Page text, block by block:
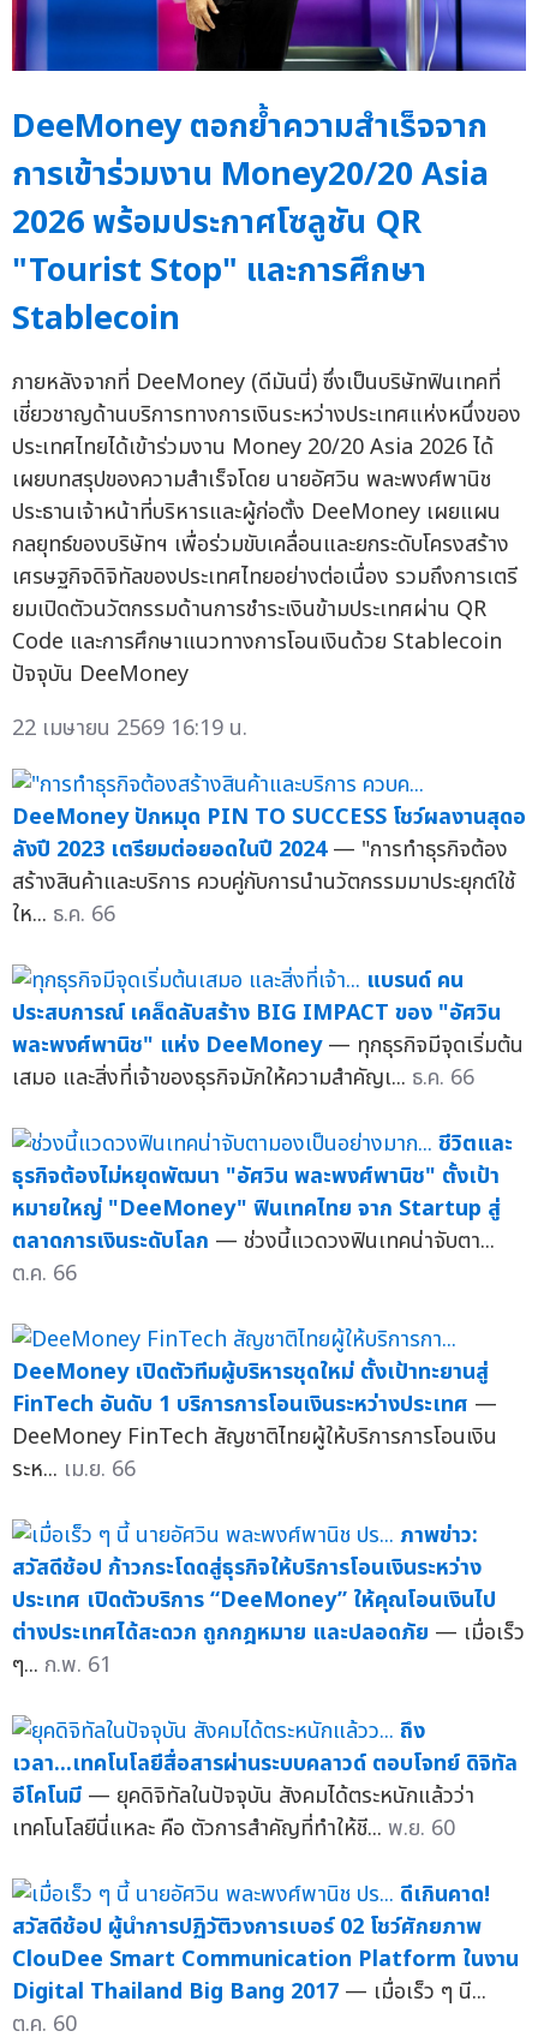
DeeMoney ตอกย้ำความสำเร็จจาก
การเข้าร่วมงาน Money20/20 Asia
2026 พร้อมประกาศโซลูชัน QR
"Tourist Stop" และการศึกษา
Stablecoin
ภายหลังจากที่ DeeMoney (ดีมันนี่) ซึ่งเป็นบริษัทฟินเทคที่
เชี่ยวชาญด้านบริการทางการเงินระหว่างประเทศแห่งหนึ่งของ
ประเทศไทยได้เข้าร่วมงาน Money 20/20 Asia 2026 ได้
เผยบทสรุปของความสำเร็จโดย นายอัศวิน พละพงศ์พานิช
ประธานเจ้าหน้าที่บริหารและผู้ก่อตั้ง DeeMoney เผยแผน
กลยุทธ์ของบริษัทฯ เพื่อร่วมขับเคลื่อนและยกระดับโครงสร้าง
เศรษฐกิจดิจิทัลของประเทศไทยอย่างต่อเนื่อง รวมถึงการเตรี
ยมเปิดตัวนวัตกรรมด้านการชำระเงินข้ามประเทศผ่าน QR
Code และการศึกษาแนวทางการโอนเงินด้วย Stablecoin
ปัจจุบัน DeeMoney
22 เมษายน 2569 16:19 น.
DeeMoney ปักหมุด PIN TO SUCCESS โชว์ผลงานสุดอ
ลังปี 2023 เตรียมต่อยอดในปี 2024 — "การทำธุรกิจต้อง
สร้างสินค้าและบริการ ควบคู่กับการนำนวัตกรรมมาประยุกต์ใช้
ให... ธ.ค. 66
แบรนด์ คน
ประสบการณ์ เคล็ดลับสร้าง BIG IMPACT ของ "อัศวิน
พละพงศ์พานิช" แห่ง DeeMoney — ทุกธุรกิจมีจุดเริ่มต้น
เสมอ และสิ่งที่เจ้าของธุรกิจมักให้ความสำคัญเ... ธ.ค. 66
ชีวิตและ
ธุรกิจต้องไม่หยุดพัฒนา "อัศวิน พละพงศ์พานิช" ตั้งเป้า
หมายใหญ่ "DeeMoney" ฟินเทคไทย จาก Startup สู่
ตลาดการเงินระดับโลก — ช่วงนี้แวดวงฟินเทคน่าจับตา...
ต.ค. 66
DeeMoney เปิดตัวทีมผู้บริหารชุดใหม่ ตั้งเป้าทะยานสู่
FinTech อันดับ 1 บริการการโอนเงินระหว่างประเทศ —
DeeMoney FinTech สัญชาติไทยผู้ให้บริการการโอนเงิน
ระห... เม.ย. 66
ภาพข่าว:
สวัสดีช้อป ก้าวกระโดดสู่ธุรกิจให้บริการโอนเงินระหว่าง
ประเทศ เปิดตัวบริการ “DeeMoney” ให้คุณโอนเงินไป
ต่างประเทศได้สะดวก ถูกกฎหมาย และปลอดภัย — เมื่อเร็ว
ๆ... ก.พ. 61
ถึง
เวลา...เทคโนโลยีสื่อสารผ่านระบบคลาวด์ ตอบโจทย์ ดิจิทัล
อีโคโนมี — ยุคดิจิทัลในปัจจุบัน สังคมได้ตระหนักแล้วว่า
เทคโนโลยีนี่แหละ คือ ตัวการสำคัญที่ทำให้ชี... พ.ย. 60
ดีเกินคาด!
สวัสดีช้อป ผู้นำการปฏิวัติวงการเบอร์ 02 โชว์ศักยภาพ
ClouDee Smart Communication Platform ในงาน
Digital Thailand Big Bang 2017 — เมื่อเร็ว ๆ นี...
ต.ค. 60